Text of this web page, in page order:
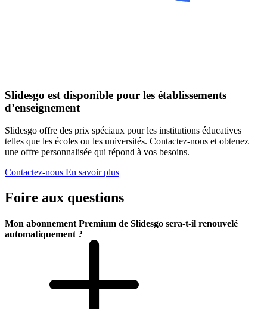
Slidesgo est disponible pour les établissements
d’enseignement
Slidesgo offre des prix spéciaux pour les institutions éducatives
telles que les écoles ou les universités. Contactez-nous et obtenez
une offre personnalisée qui répond à vos besoins.
Contactez-nous En savoir plus
Foire aux questions
Mon abonnement Premium de Slidesgo sera-t-il renouvelé
automatiquement ?